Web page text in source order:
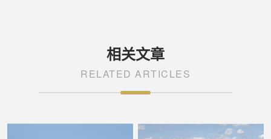
相关文章
RELATED ARTICLES